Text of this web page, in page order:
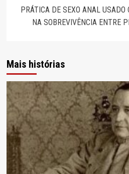
PRÁTICA DE SEXO ANAL USADO
NA SOBREVIVÊNCIA ENTRE
Mais histórias